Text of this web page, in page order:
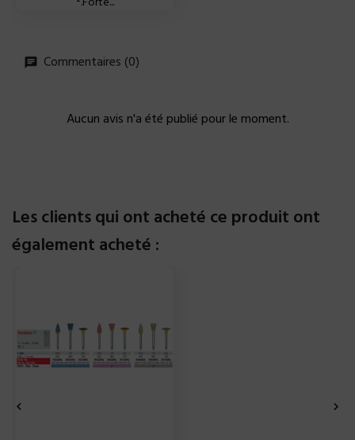
Commentaires (0)
Aucun avis n'a été publié pour le moment.
Les clients qui ont acheté ce produit ont
également acheté :
 